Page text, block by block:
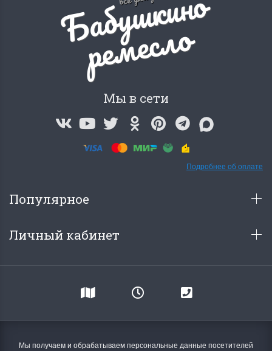
Б
а
б
у
ш
к
и
н
о
р
е
м
е
с
л
о
Мы в сети
Подробнее об оплате
Популярное
Личный кабинет
Мы получаем и обрабатываем персональные данные посетителей